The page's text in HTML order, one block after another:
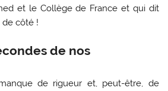
et le Collège de France et qui dit
de côté !
de nos
de rigueur et, peut-être, de